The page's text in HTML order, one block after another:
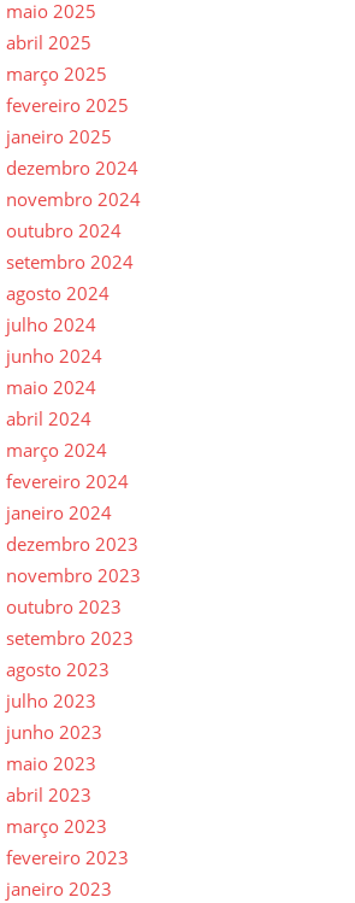
www.gilvander.org.br
www.freigilvander.blogspot.com.br
www.twitter.com/gilvanderluis
facebook:
Gilvander
Moreira
maio 2025
abril 2025
março 2025
fevereiro 2025
janeiro 2025
dezembro 2024
novembro 2024
outubro 2024
setembro 2024
agosto 2024
julho 2024
junho 2024
maio 2024
abril 2024
março 2024
fevereiro 2024
janeiro 2024
dezembro 2023
novembro 2023
outubro 2023
setembro 2023
agosto 2023
julho 2023
junho 2023
maio 2023
abril 2023
março 2023
fevereiro 2023
janeiro 2023